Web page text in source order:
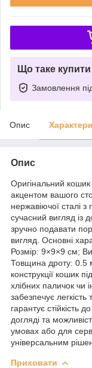
Що таке
Замовлення
Опис
Опис
Оригінальний кошик
акцентом вашого
нержавіючої сталі
сучасний вигляд із
зручно подавати
вигляд. Основні
Розмір: 9×9×9 см;
Товщина дроту: 0.5
конструкції кошик
хлібних паличок чи
забезпечує легкість
гарантує стійкість
догляді та
умовах або для
універсальним
Приховати